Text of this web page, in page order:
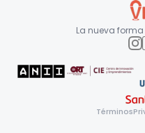
La nueva
Términos